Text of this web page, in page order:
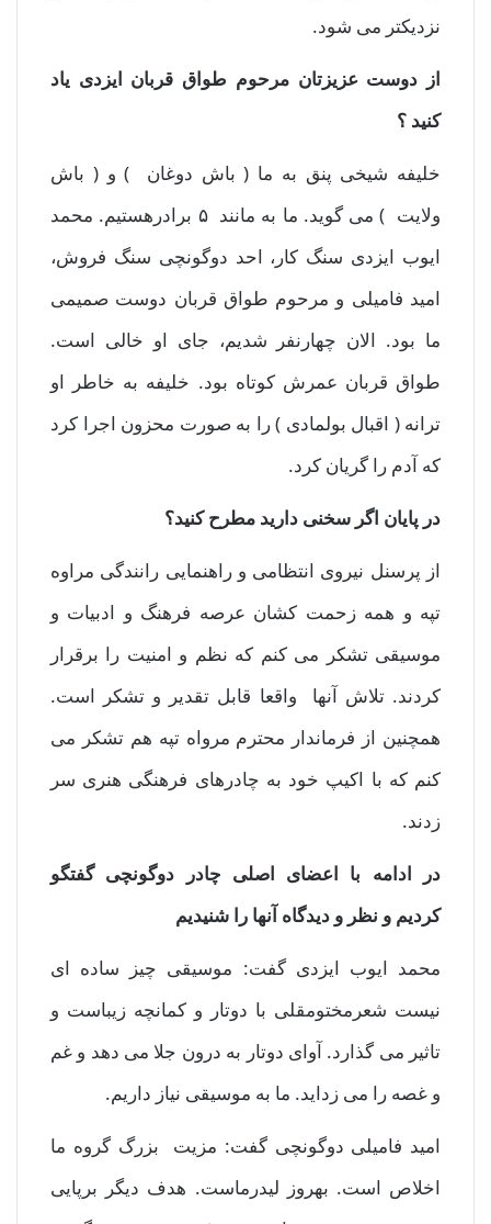
نزدیکتر می شود.
از دوست عزیزتان مرحوم طواق قربان ایزدی یاد
کنید ؟
خلیفه شیخی پنق به ما ( باش دوغان ) و ( باش
ولایت ) می گوید. ما به مانند ۵ برادرهستیم. محمد
ایوب ایزدی سنگ کار، احد دوگونچی سنگ فروش،
امید فامیلی و مرحوم طواق قربان دوست صمیمی
ما بود. الان چهارنفر شدیم، جای او خالی است.
طواق قربان عمرش کوتاه بود. خلیفه به خاطر او
ترانه ( اقبال بولمادی ) را به صورت محزون اجرا کرد
که آدم را گریان کرد.
در پایان اگر سخنی دارید مطرح کنید؟
از پرسنل نیروی انتظامی و راهنمایی رانندگی مراوه
تپه و همه زحمت کشان عرصه فرهنگ و ادبیات و
موسیقی تشکر می کنم که نظم و امنیت را برقرار
کردند. تلاش آنها واقعا قابل تقدیر و تشکر است.
همچنین از فرماندار محترم مرواه تپه هم تشکر می
کنم که با اکیپ خود به چادرهای فرهنگی هنری سر
زدند.
در ادامه با اعضای اصلی چادر دوگونچی گفتگو
کردیم و نظر و دیدگاه آنها را شنیدیم
محمد ایوب ایزدی گفت: موسیقی چیز ساده ای
نیست شعرمختومقلی با دوتار و کمانچه زیباست و
تاثیر می گذارد. آوای دوتار به درون جلا می دهد و غم
و غصه را می زداید. ما به موسیقی نیاز داریم.
امید فامیلی دوگونچی گفت: مزیت بزرگ گروه ما
اخلاص است. بهروز لیدرماست. هدف دیگر برپایی